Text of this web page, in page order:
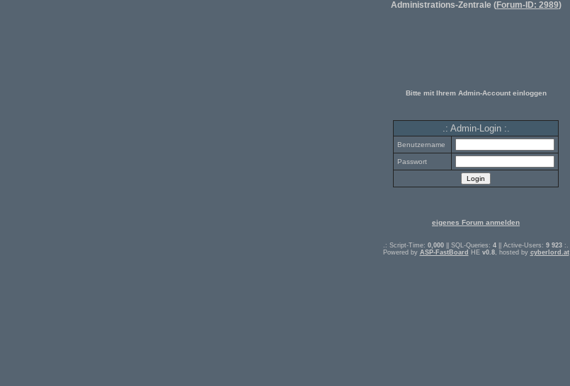
Administrations-Zentrale (Forum-ID: 2989)
Bitte mit Ihrem Admin-Account einloggen
.: Admin-Login :.
Benutzername
Passwort
eigenes Forum anmelden
.: Script-Time: 0,000 || SQL-Queries: 4 || Active-Users: 9 923 :.
Powered by ASP-FastBoard HE v0.8, hosted by cyberlord.at